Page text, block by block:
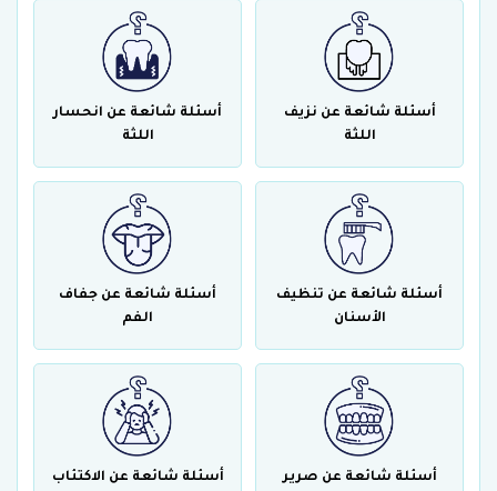
أسئلة شائعة عن نزيف
اللثة
أسئلة شائعة عن انحسار
اللثة
أسئلة شائعة عن تنظيف
الأسنان
أسئلة شائعة عن جفاف
الفم
أسئلة شائعة عن صرير
أسئلة شائعة عن الاكتئاب